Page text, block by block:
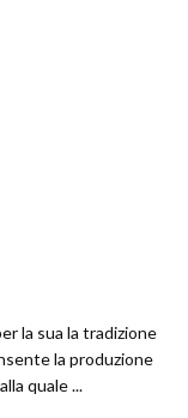
la sua la tradizione
la produzione
quale ...